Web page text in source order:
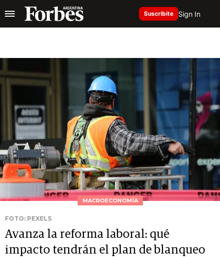
Suscribite Sign In
MACROECONOMÍA
FOTO: PEXELS
Avanza la reforma laboral: qué
impacto tendrán el plan de blanqueo